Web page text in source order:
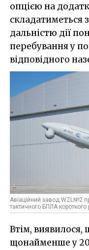
опцією на
складатиметься
дальністю дії
перебування у
відповідного
Авіаційний завод WZL№2
тактичного БПЛА короткого
Втім, виявилося,
щонайменше у